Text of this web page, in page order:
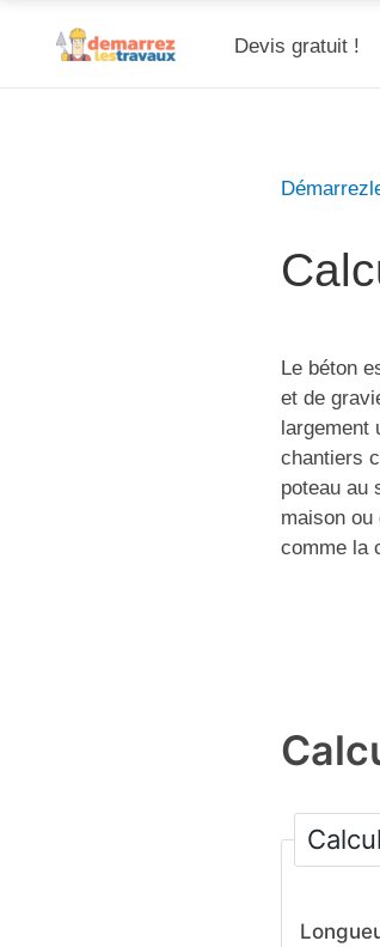
Devis gratuit !
Le béton
et de
chantiers
poteau au
maison ou
comme la